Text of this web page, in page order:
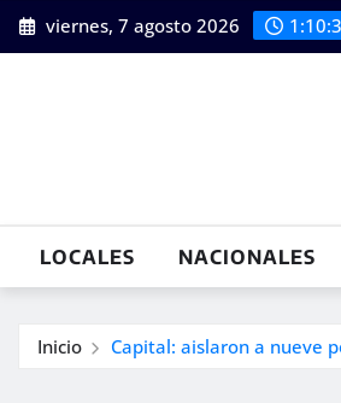
Saltar
al
viernes, 7 agosto 2026
LOCALES NACIONALES
Inicio Capital: aislaron a nueve